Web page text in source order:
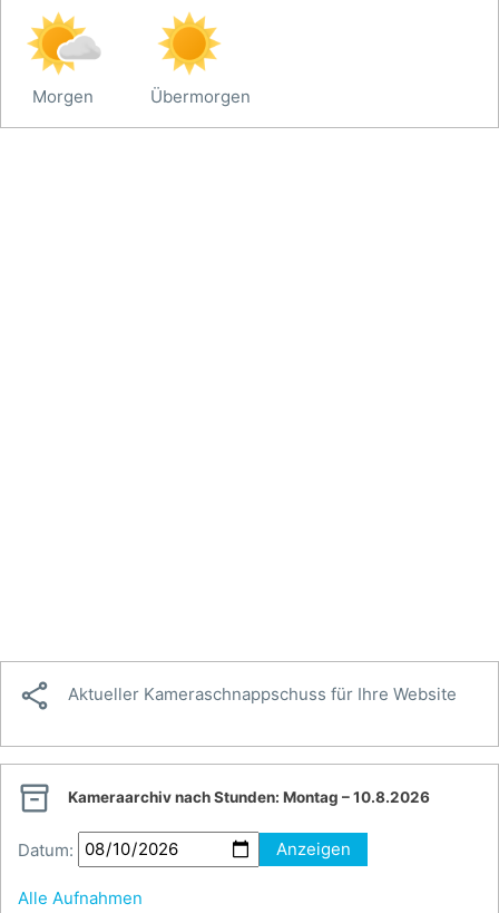
Morgen Übermorgen
 Aktueller Kameraschnappschuss für Ihre Website
 Kameraarchiv nach Stunden: Montag – 10.8.2026
Datum: Anzeigen
Alle Aufnahmen